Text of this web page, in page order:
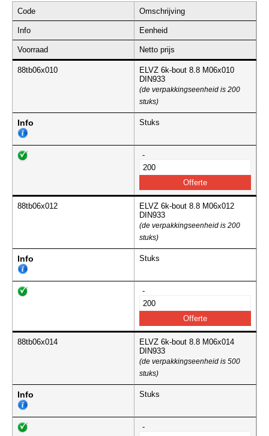
Code Omschrijving
Info Eenheid
Voorraad Netto prijs
88tb06x010
ELVZ 6k-bout 8.8 M06x010
DIN933
(de verpakkingseenheid is 200
stuks)
Info Stuks
-
88tb06x012
ELVZ 6k-bout 8.8 M06x012
DIN933
(de verpakkingseenheid is 200
stuks)
Info Stuks
-
88tb06x014
ELVZ 6k-bout 8.8 M06x014
DIN933
(de verpakkingseenheid is 500
stuks)
Info Stuks
-